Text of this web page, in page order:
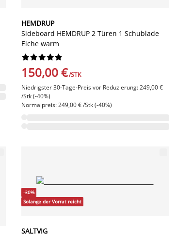
HEMDRUP
Sideboard HEMDRUP 2 Türen 1 Schublade
Eiche warm






150,00 €/STK
Niedrigster 30-Tage-Preis vor Reduzierung: 249,00 €
/Stk (-40%)
Normalpreis: 249,00 € /Stk (-40%)
-30%
Solange der Vorrat reicht
SALTVIG